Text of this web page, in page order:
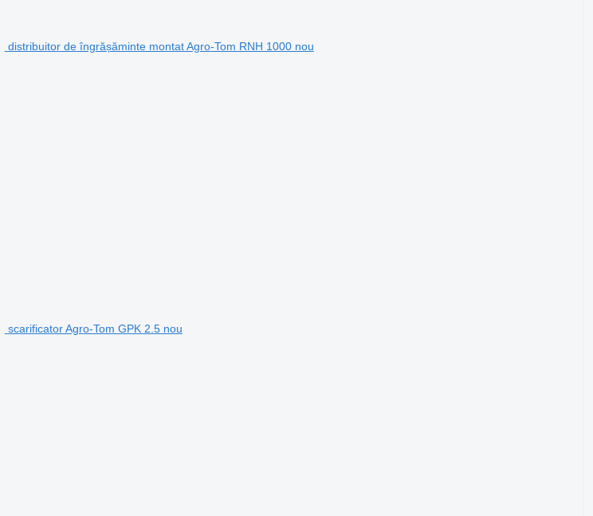
distribuitor de îngrășăminte montat Agro-Tom RNH 1000 nou
scarificator Agro-Tom GPK 2.5 nou